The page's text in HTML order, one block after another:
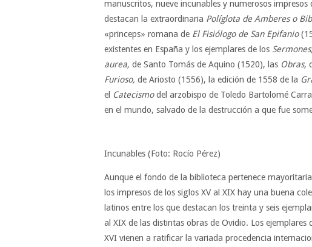
manuscritos, nueve incunables y numerosos
destacan la extraordinaria Políglota de Amberes o
«princeps» romana de El Fisiólogo de San Epifanio
existentes en España y los ejemplares de los Sermones,
aurea, de Santo Tomás de Aquino (1520), las Obras,
Furioso, de Ariosto (1556), la edición de 1558 de la
el Catecismodel arzobispo de Toledo Bartolomé
en el mundo, salvado de la destrucción a que fue
Incunables (Foto: Rocío Pérez)
Aunque el fondo de la biblioteca pertenece
los impresos de los siglos XV al XIX hay una buena
latinos entre los que destacan los treinta y seis
al XIX de las distintas obras de Ovidio. Los
XVI vienen a ratificar la variada procedencia